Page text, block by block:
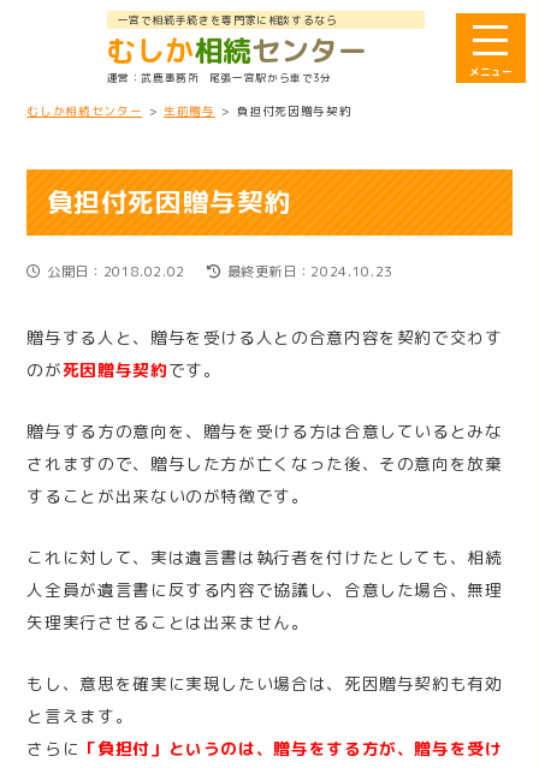
一宮で相続手続きを専門家に相談するなら
むしか相続センター
武鹿事務所 尾張一宮駅から車で3分
むしか相続センター >生前贈与 > 負担付死因贈与契約
負担付死因贈与契約
公開日：2018.02.02 最終更新日：2024.10.23
贈与する人と、贈与を受ける人との合意内容を契約で交わす
のが死因贈与契約です。
贈与する方の意向を、贈与を受ける方は合意しているとみな
されますので、贈与した方が亡くなった後、その意向を放棄
することが出来ないのが特徴です。
これに対して、実は遺言書は執行者を付けたとしても、相続
人全員が遺言書に反する内容で協議し、合意した場合、無理
矢理実行させることは出来ません。
もし、意思を確実に実現したい場合は、死因贈与契約も有効
と言えます。
さらに 「負担付」というのは、贈与をする方が、贈与を受け